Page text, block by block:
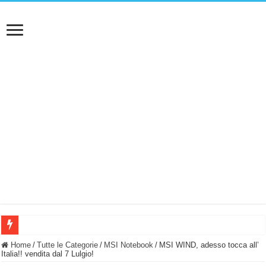
BASTA FATICARE! Questo robot tagliaerba lo appoggi e fa tutto lui! (Senza
Home / Tutte le Categorie / MSI Notebook / MSI WIND, adesso tocca all’
Italia!! vendita dal 7 Lulgio!